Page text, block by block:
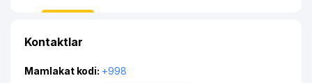
Kontaktlar
Mamlakat kodi: +998